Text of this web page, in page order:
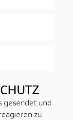
gesendet und
zu